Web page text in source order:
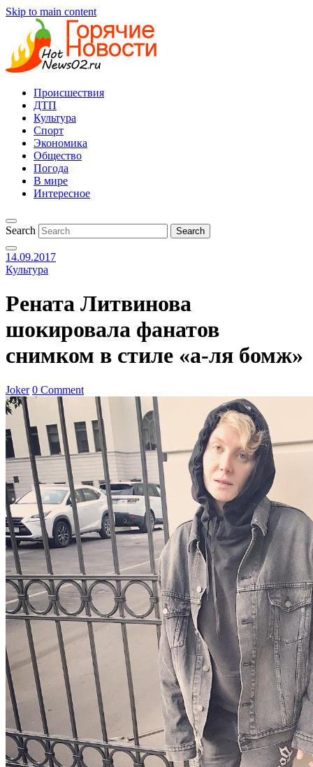
Skip to main content
Происшествия
ДТП
Культура
Спорт
Экономика
Общество
Погода
В мире
Интересное
Search
14.09.2017
Культура
Рената Литвинова
шокировала фанатов
снимком в стиле «а-ля бомж»
Joker 0 Comment